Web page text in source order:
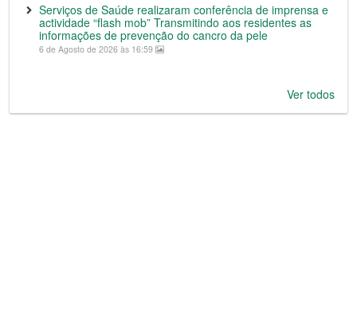
Serviços de Saúde realizaram conferência de imprensa e
actividade “flash mob” Transmitindo aos residentes as
informações de prevenção do cancro da pele
6 de Agosto de 2026 às 16:59
Ver todos